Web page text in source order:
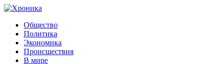
Общество
Политика
Экономика
Происшествия
В мире